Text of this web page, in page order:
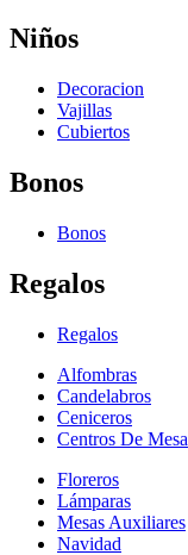
Niños
Decoracion
Vajillas
Cubiertos
Bonos
Bonos
Regalos
Regalos
Alfombras
Candelabros
Ceniceros
Centros De Mesa
Floreros
Lámparas
Mesas Auxiliares
Navidad